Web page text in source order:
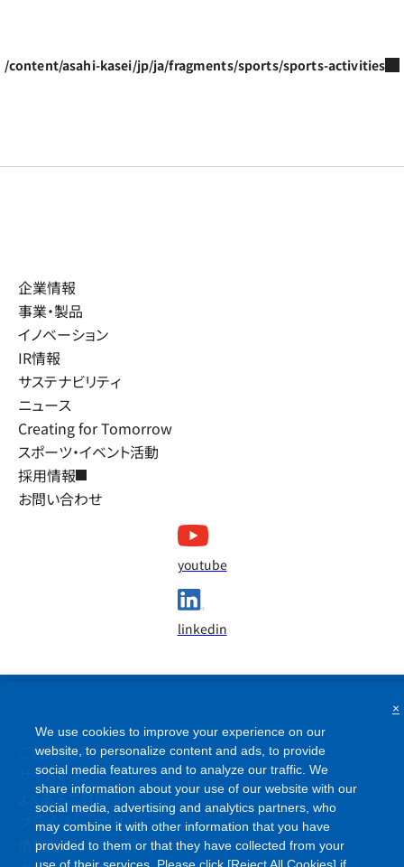
/content/asahi-kasei/jp/ja/fragments/sports/sports-activities
企業情報
事業・製品
イノベーション
IR情報
サステナビリティ
ニュース
Creating for Tomorrow
スポーツ・イベント活動
採用情報
お問い合わせ
youtube
linkedin
ご利用条件
サイトマップ
よくあるご質問
プライバシーポリシー
情報セキュリティポリシー
We use cookies to improve your experience on our
website, to personalize content and ads, to provide
social media features and to analyze our traffic. We
share information about your use of our website with our
social media, advertising and analytics partners, who
may combine it with other information that you have
provided to them or that they have collected from your
×